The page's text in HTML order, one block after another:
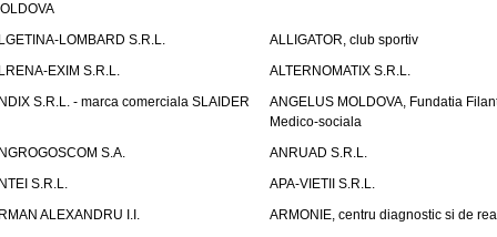
LOMBARD S.R.L.
ALLIGATOR, club sportiv
EXIM S.R.L.
ALTERNOMATIX S.R.L.
S.R.L. - marca comerciala SLAIDER
ANGELUS MOLDOVA, Fundatia
Medico-sociala
S.A.
ANRUAD S.R.L.
S.R.L.
APA-VIETII S.R.L.
ALEXANDRU I.I.
ARMONIE, centru diagnostic si de